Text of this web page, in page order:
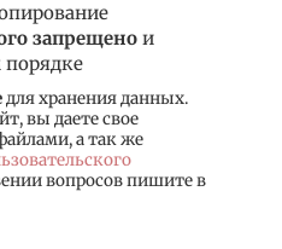
запрещено и
порядке
для хранения данных.
вы даете свое
а так же
вопросов пишите в